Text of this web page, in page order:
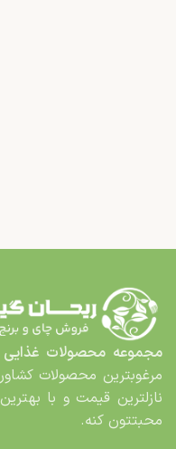
مجموعه محصولات غذایی
مرغوب­ترین محصولات
نازلترین قیمت و با
محبت­تون کنه.